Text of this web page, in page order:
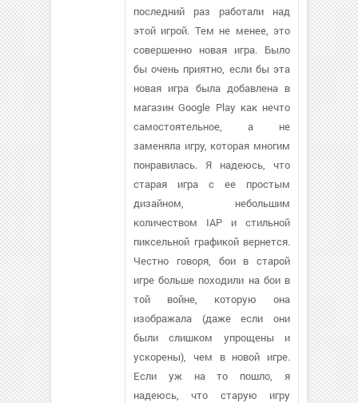
последний раз работали над
этой игрой. Тем не менее, это
совершенно новая игра. Было
бы очень приятно, если бы эта
новая игра была добавлена в
магазин Google Play как нечто
самостоятельное, а не
заменяла игру, которая многим
понравилась. Я надеюсь, что
старая игра с ее простым
дизайном, небольшим
количеством IAP и стильной
пиксельной графикой вернется.
Честно говоря, бои в старой
игре больше походили на бои в
той войне, которую она
изображала (даже если они
были слишком упрощены и
ускорены), чем в новой игре.
Если уж на то пошло, я
надеюсь, что старую игру